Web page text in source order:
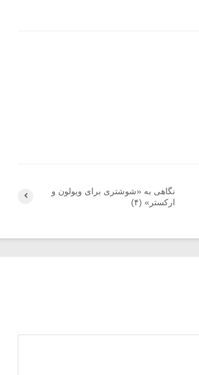
نگاهی به «شوشتری برای ویولون و
ارکستر» (۴)